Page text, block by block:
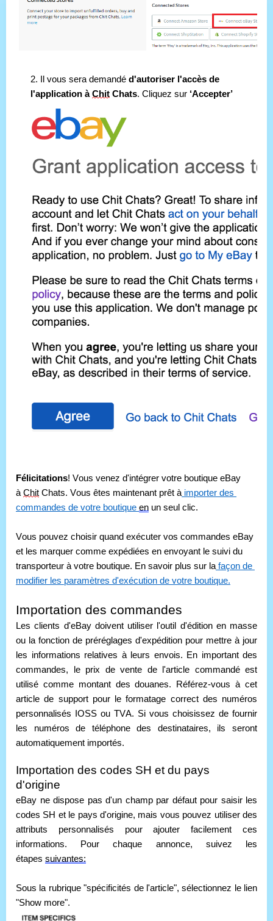
2. Il vous sera demandé d'autoriser l'accès de
l'application à Chit Chats. Cliquez sur ‘Accepter’
Félicitations! Vous venez d'intégrer votre boutique eBay
à Chit Chats. Vous êtes maintenant prêt à importer des
commandes de votre boutique en un seul clic.
Vous pouvez choisir quand exécuter vos commandes eBay
et les marquer comme expédiées en envoyant le suivi du
transporteur à votre boutique. En savoir plus sur la façon de
modifier les paramètres d'exécution de votre boutique.
Importation des commandes
Les clients d'eBay doivent utiliser l'outil d'édition en masse
ou la fonction de préréglages d'expédition pour mettre à jour
les informations relatives à leurs envois. En important des
commandes, le prix de vente de l'article commandé est
utilisé comme montant des douanes. Référez-vous à cet
article de support pour le formatage correct des numéros
personnalisés IOSS ou TVA. Si vous choisissez de fournir
les numéros de téléphone des destinataires, ils seront
automatiquement importés.
Importation des codes SH et du pays
d'origine
eBay ne dispose pas d'un champ par défaut pour saisir les
codes SH et le pays d'origine, mais vous pouvez utiliser des
attributs personnalisés pour ajouter facilement ces
informations. Pour chaque annonce, suivez les
étapes suivantes:
Sous la rubrique "spécificités de l'article", sélectionnez le lien
"Show more".